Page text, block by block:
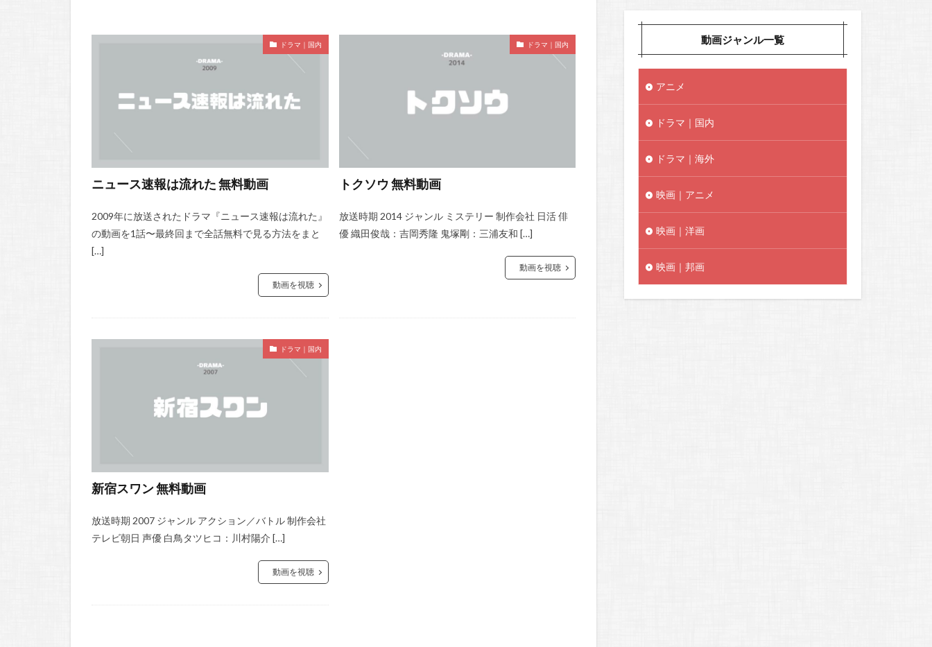
ドラマ｜国内
ニュース速報は流れた 無料動画
2009年に放送されたドラマ『ニュース速報は流れた』
の動画を1話〜最終回まで全話無料で見る方法をまと
[…]
動画を視聴
ドラマ｜国内
トクソウ 無料動画
放送時期 2014 ジャンル ミステリー 制作会社 日活 俳
優 織田俊哉：吉岡秀隆 鬼塚剛：三浦友和 […]
動画を視聴
ドラマ｜国内
新宿スワン 無料動画
放送時期 2007 ジャンル アクション／バトル 制作会社
テレビ朝日 声優 白鳥タツヒコ：川村陽介 […]
動画を視聴
動画ジャンル一覧
アニメ
ドラマ｜国内
ドラマ｜海外
映画｜アニメ
映画｜洋画
映画｜邦画